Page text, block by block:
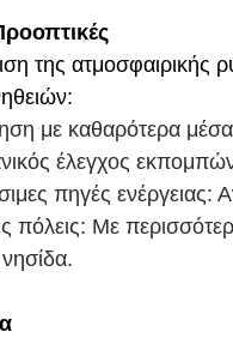
της ατμοσφαιρικής
με καθαρότερα
έλεγχος
πηγές ενέργειας:
πόλεις: Με